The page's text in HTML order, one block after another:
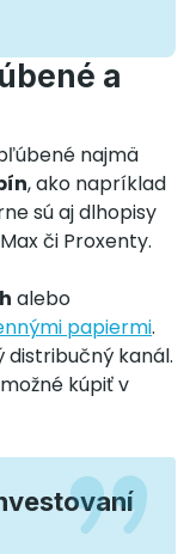
a
najmä
, ako napríklad
sú aj dlhopisy
či Proxenty.
alebo
papiermi.
distribučný kanál.
kúpiť v